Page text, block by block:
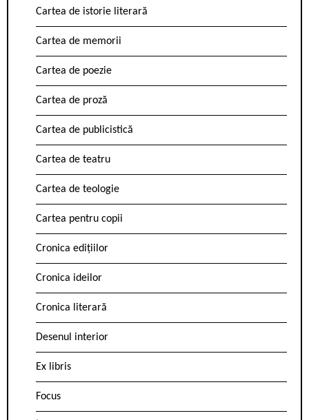
Cartea de istorie literară
Cartea de memorii
Cartea de poezie
Cartea de proză
Cartea de publicistică
Cartea de teatru
Cartea de teologie
Cartea pentru copii
Cronica edițiilor
Cronica ideilor
Cronica literară
Desenul interior
Ex libris
Focus